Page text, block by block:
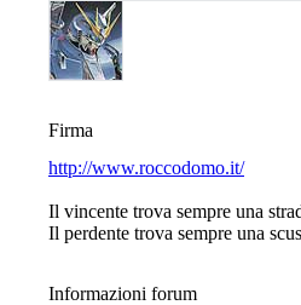
Firma
http://www.roccodomo.it/
Il vincente trova sempre una
Il perdente trova sempre una
Informazioni forum